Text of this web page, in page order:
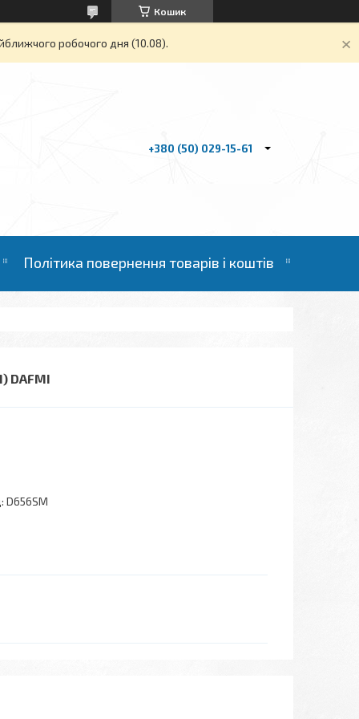
Кошик
робочого дня (10.08).
+380 (50) 029-15-61
Політика повернення товарів і коштів
DAFMI
D656SM